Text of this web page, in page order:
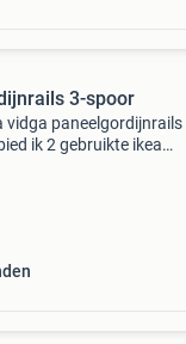
3-spoor
vidga paneelgordijnrails
ik 2 gebruikte ikea